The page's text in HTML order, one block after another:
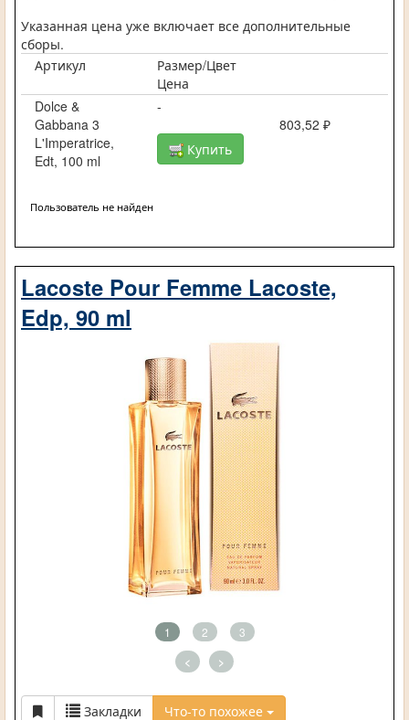
Указанная цена уже включает все дополнительные
сборы.
Артикул
Размер/Цвет
Цена
Dolce &
Gabbana 3
L'Imperatrice,
Edt, 100 ml
-
803,52 ₽
Купить
Пользователь не найден
Lacoste Pour Femme Lacoste,
Edp, 90 ml
1 2 3
< >
Закладки Что-то похожее